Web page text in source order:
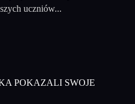
uczniów...